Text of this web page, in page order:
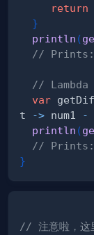
return
}
println (
// Prints:
// Lambda
var
t
-> num1 -
println (
//
}
// 注意啦，这